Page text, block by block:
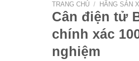
TRANG CHỦ / HÃNG SẢN
Cân điện tử
chính xác
nghiệm